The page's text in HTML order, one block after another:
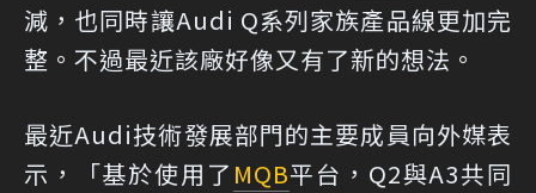
減，也同時讓Audi Q系列家族產品線更加完
整。不過最近該廠好像又有了新的想法。
最近Audi技術發展部門的主要成員向外媒表
示，「基於使用了 MQB平台，Q2與A3共同